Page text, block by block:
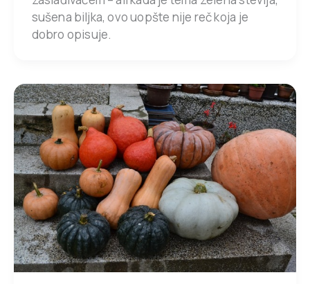
sušena biljka, ovo uopšte nije reč koja je
dobro opisuje.